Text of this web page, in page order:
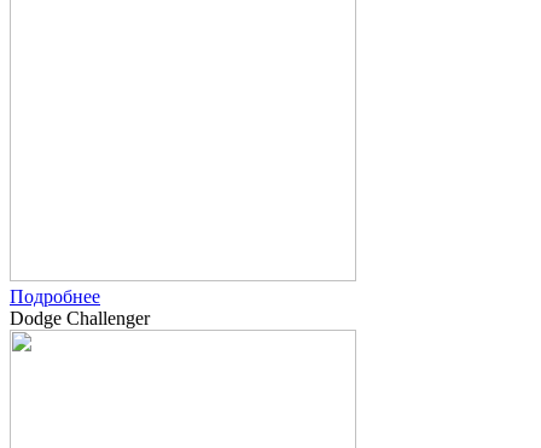
Подробнее
Dodge Challenger